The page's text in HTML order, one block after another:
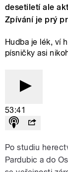
desetiletí ale
Zpívání je prý
Hudba je lék, ví
písničky asi
53:41
Po studiu
Pardubic a do